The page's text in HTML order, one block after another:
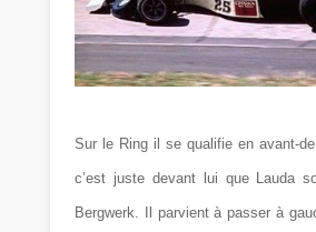
Sur le Ring il se qualifie en avant-
c’est juste devant lui que Lauda
Bergwerk. Il parvient à passer à